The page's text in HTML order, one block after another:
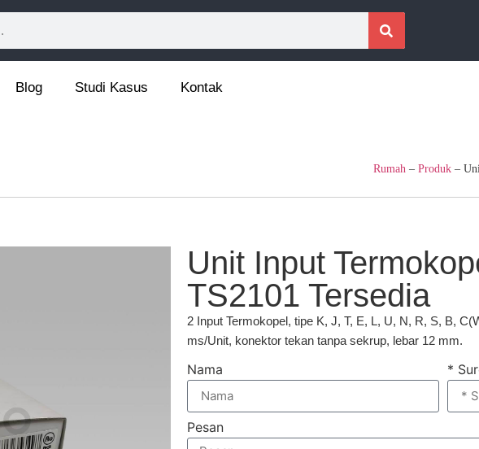
Blog Studi Kasus Kontak
Rumah – Produk –
Unit Input
TS2101 Tersedia
2 Input Termokopel, tipe K, J, T, E, L, U, N, R, S, B,
ms/Unit, konektor tekan tanpa sekrup, lebar 12 mm.
Nama *
Pesan